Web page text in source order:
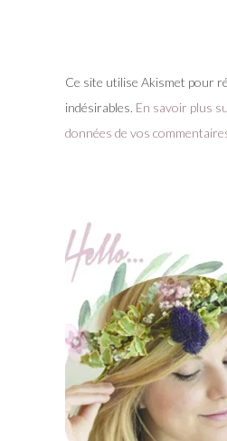
Ce site utilise Akismet pour
indésirables. En savoir plus
données de vos